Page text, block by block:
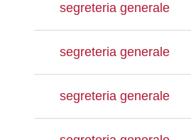
segreteria generale
segreteria generale
segreteria generale